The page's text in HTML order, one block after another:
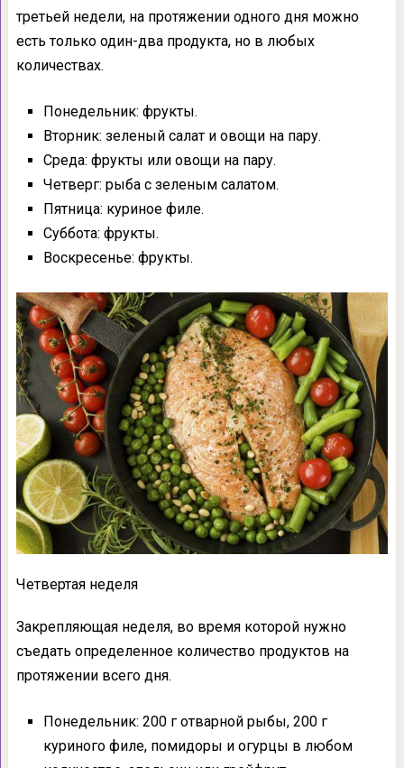
третьей недели, на протяжении одного дня можно
есть только один-два продукта, но в любых
количествах.
Понедельник: фрукты.
Вторник: зеленый салат и овощи на пару.
Среда: фрукты или овощи на пару.
Четверг: рыба с зеленым салатом.
Пятница: куриное филе.
Суббота: фрукты.
Воскресенье: фрукты.
Четвертая неделя
Закрепляющая неделя, во время которой нужно
съедать определенное количество продуктов на
протяжении всего дня.
Понедельник: 200 г отварной рыбы, 200 г
куриного филе, помидоры и огурцы в любом